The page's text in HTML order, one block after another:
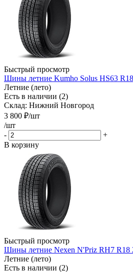
Быстрый просмотр
Шины летние Kumho Solus HS63
Летние (лето)
Есть в наличии (2)
Склад: Нижний Новгород
3 800 ₽/шт
/шт
-
+
В корзину
Быстрый просмотр
Шины летние Nexen N'Priz RH7 R18
Летние (лето)
Есть в наличии (2)